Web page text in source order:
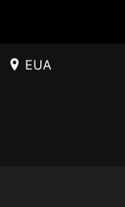
EUA